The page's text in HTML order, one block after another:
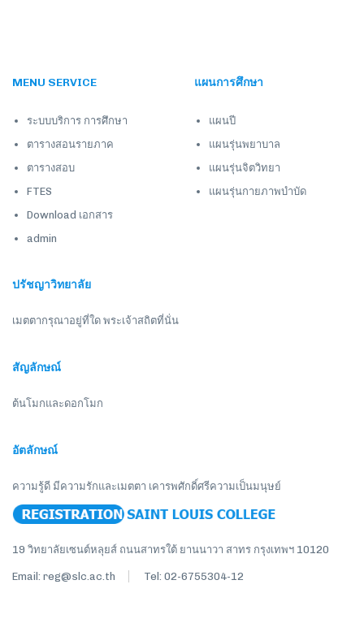
MENU SERVICE
ระบบบริการ การศึกษา
ตารางสอนรายภาค
ตารางสอบ
FTES
Download เอกสาร
admin
แผนการศึกษา
แผนปี
แผนรุ่นพยาบาล
แผนรุ่นจิตวิทยา
แผนรุ่นกายภาพบำบัด
ปรัชญาวิทยาลัย
เมตตากรุณาอยู่ที่ใด พระเจ้าสถิตที่นั่น
สัญลักษณ์
ต้นโมกและดอกโมก
อัตลักษณ์
ความรู้ดี มีความรักและเมตตา เคารพศักดิ์ศรีความเป็นมนุษย์
19 วิทยาลัยเซนต์หลุยส์ ถนนสาทรใต้ ยานนาวา สาทร กรุงเทพฯ 10120
Email: reg@slc.ac.th Tel: 02-6755304-12